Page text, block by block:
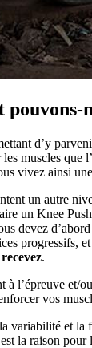
pouvons-
d’y
muscles que
vivez ainsi une
un autre
un Knee
devez
progressifs,
.
à l’épreuve et/
vos
variabilité et la
la raison pour